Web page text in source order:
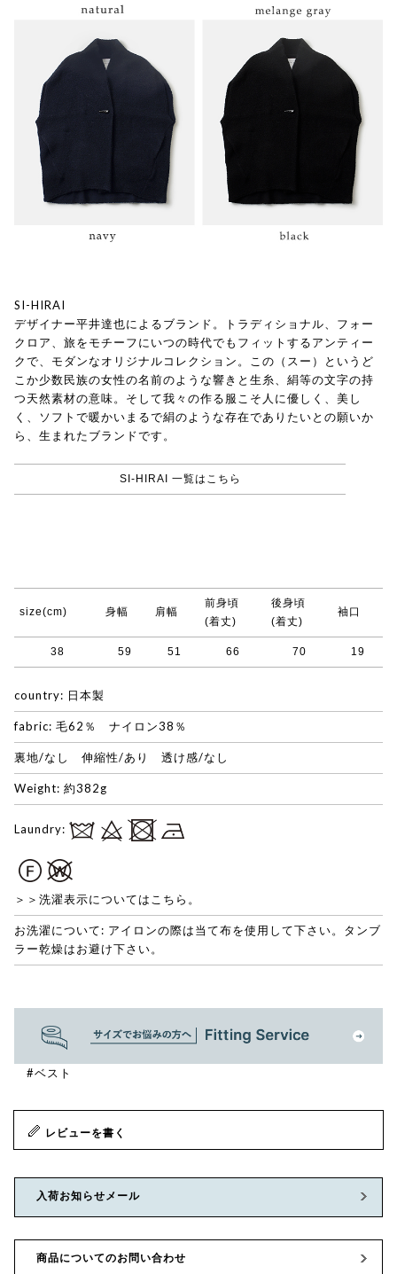
SI-HIRAI
デザイナー平井達也によるブランド。トラディショナル、フォー
クロア、旅をモチーフにいつの時代でもフィットするアンティー
クで、モダンなオリジナルコレクション。この（スー）というど
こか少数民族の女性の名前のような響きと生糸、絹等の文字の持
つ天然素材の意味。そして我々の作る服こそ人に優しく、美し
く、ソフトで暖かいまるで絹のような存在でありたいとの願いか
ら、生まれたブランドです。
SI-HIRAI 一覧はこちら
size(cm) 身幅 肩幅
前身頃
(着丈)
後身頃
(着丈)
袖口
38 59 51 66 70 19
country: 日本製
fabric: 毛62％ ナイロン38％
裏地/なし 伸縮性/あり 透け感/なし
Weight: 約382g
Laundry:
＞＞洗濯表示についてはこちら。
お洗濯について: アイロンの際は当て布を使用して下さい。タンブ
ラー乾燥はお避け下さい。
#ベスト
レビューを書く
入荷お知らせメール
商品についてのお問い合わせ